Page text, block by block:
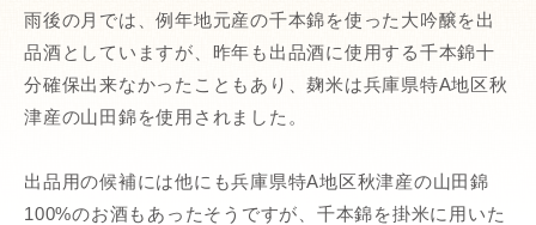
雨後の月では、例年地元産の千本錦を使った大吟醸を出
品酒としていますが、昨年も出品酒に使用する千本錦十
分確保出来なかったこともあり、麹米は兵庫県特A地区秋
津産の山田錦を使用されました。
出品用の候補には他にも兵庫県特A地区秋津産の山田錦
100%のお酒もあったそうですが、千本錦を掛米に用いた